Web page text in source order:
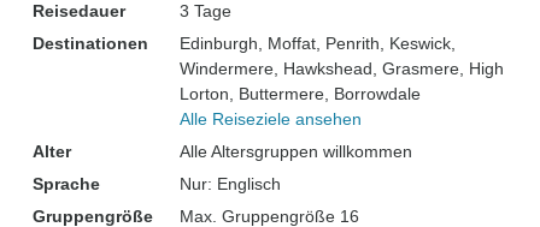
Reisedauer
3 Tage
Destinationen
Edinburgh , Moffat , Penrith , Keswick
Windermere , Hawkshead , Grasmere , High
Lorton , Buttermere , Borrowdale
Alle Reiseziele ansehen
Alter
Alle Altersgruppen willkommen
Sprache
Nur: Englisch
Gruppengröße
Max. Gruppengröße 16